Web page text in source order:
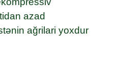
azad
ağrilari yoxdur